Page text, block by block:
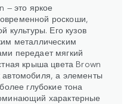
— это яркое
роскоши,
культуры. Его кузов
металлическим
передает мягкий
крыша цвета Brown
автомобиля, а элементы
глубокие тона
характерные